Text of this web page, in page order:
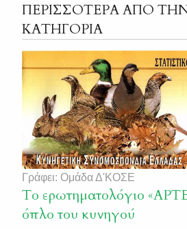
ΠΕΡΙΣΣΟΤΕΡΑ ΑΠΟ ΤΗΝ
ΚΑΤΗΓΟΡΙΑ
Γράφει: Ομάδα Δ'ΚΟΣΕ
Το ερωτηματολόγιο
όπλο του κυνηγού